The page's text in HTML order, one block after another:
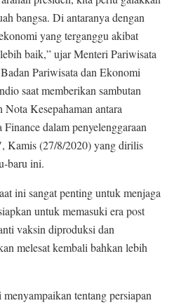
bangsa. Di antaranya dengan
yang terganggu akibat
baik,” ujar Menteri Pariwisata
Pariwisata dan Ekonomi
saat memberikan sambutan
Nota Kesepahaman antara
dalam penyelenggaraan
Kamis (27/8/2020) yang dirilis
baru ini.
ini sangat penting untuk menjaga
untuk memasuki era post
vaksin diproduksi dan
melesat kembali bahkan lebih
tentang persiapan